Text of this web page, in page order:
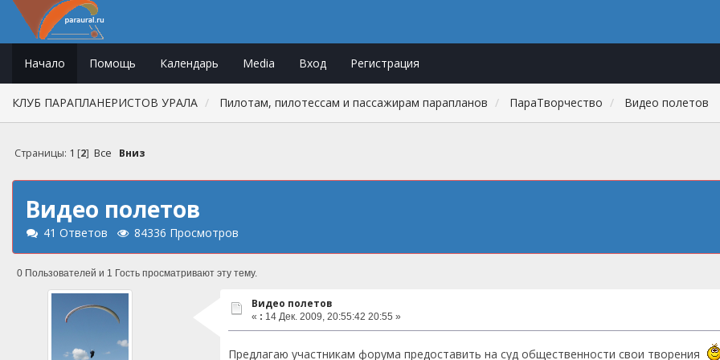
Начало Помощь Календарь Media Вход Регистрация
КЛУБ ПАРАПЛАНЕРИСТОВ УРАЛА Пилотам, пилотессам и пассажирам парапланов ПараТворчество Видео полетов
Страницы: 1 [2] Все Вниз
Видео полетов
41 Ответов 84336 Просмотров
0 Пользователей и 1 Гость просматривают эту тему.
Видео полетов
« : 14 Дек. 2009, 20:55:42 20:55 »
Предлагаю участникам форума предоставить на суд общественности свои творения